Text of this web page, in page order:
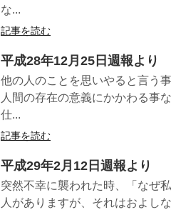
な...
記事を読む
平成28年12月25日週報より
他の人のことを思いやると言う
人間の存在の意義にかかわる事
仕...
記事を読む
平成29年2月12日週報より
突然不幸に襲われた時、「なぜ
人がありますが、それはおよし